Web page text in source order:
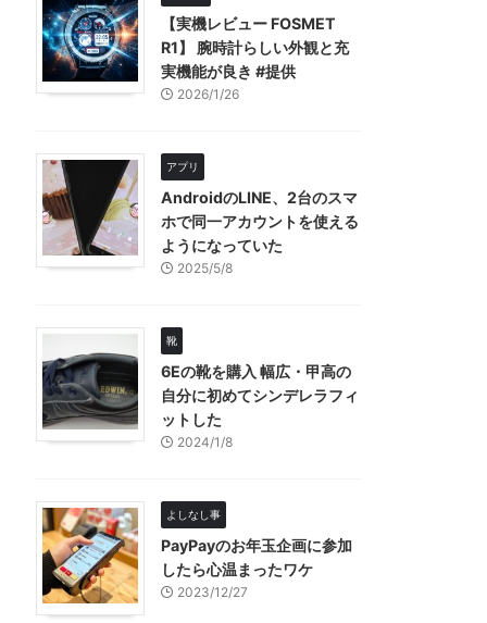
【実機レビュー FOSMET
R1】 腕時計らしい外観と充
実機能が良き #提供
2026/1/26
アプリ
AndroidのLINE、2台のスマ
ホで同一アカウントを使える
ようになっていた
2025/5/8
靴
6Eの靴を購入 幅広・甲高の
自分に初めてシンデレラフィ
ットした
2024/1/8
よしなし事
PayPayのお年玉企画に参加
したら心温まったワケ
2023/12/27